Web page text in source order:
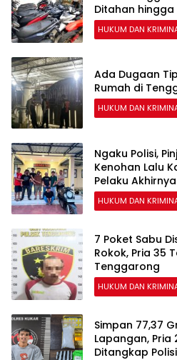
Ditahan hingga
HUKUM DAN
Ada Dugaan
Rumah di
HUKUM DAN
Ngaku Polisi,
Kenohan Lalu
Pelaku
HUKUM DAN
7 Poket Sabu
Rokok, Pria 35
Tenggarong
HUKUM DAN
Simpan 77,37
Lapangan, Pria
Ditangkap Polisi